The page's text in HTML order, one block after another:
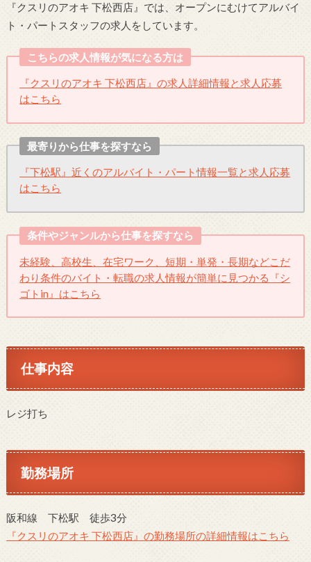
『クスリのアオキ 下松西店』では、オープンにむけてアルバイ
ト・パートスタッフの求人をしています。
こちらの求人情報が気になる方は
『クスリのアオキ 下松西店』の求人詳細情報と求人応募
はこちら
最寄りから仕事を探すなら
『下松駅』近くのアルバイト・パート情報一覧と求人応募
はこちら
条件やジャンルから仕事を探すなら
未経験、高校生、在宅ワーク、短期・単発・長期などこだ
わり条件のバイト・転職の求人情報が簡単に見つかる『シ
ゴトin』はこちら
仕事内容
レジ打ち
勤務場所
阪和線 下松駅 徒歩3分
『クスリのアオキ 下松西店』の勤務場所の詳細情報はこちら